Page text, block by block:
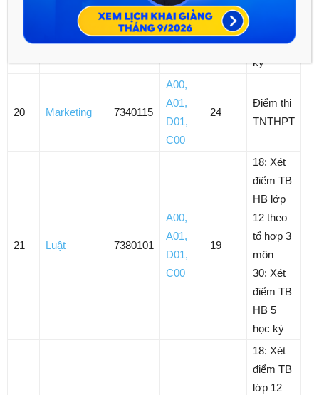
Kế toán 7340301
A01,
D01,
C01
19
bạ 5 học
kỳ
20 Marketing 7340115
A00,
A01,
D01,
C00
24
Điểm thi
TNTHPT
21 Luật 7380101
A00,
A01,
D01,
C00
19
18: Xét
điểm TB
HB lớp
12 theo
tổ hợp 3
môn
30: Xét
điểm TB
HB 5
học kỳ
18: Xét
điểm TB
lớp 12